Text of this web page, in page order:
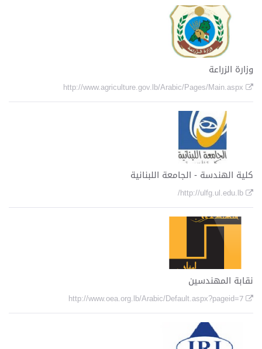
وزارة الزراعة
كلية الهندسة - الجامعة اللبنانية
نقابة المهندسين